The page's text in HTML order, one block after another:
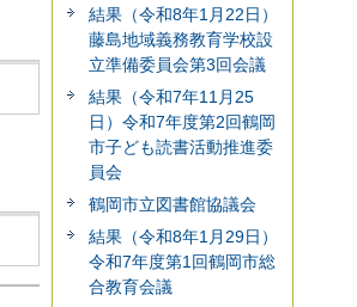
結果（令和8年1月22日）
藤島地域義務教育学校設
立準備委員会第3回会議
結果（令和7年11月25
日）令和7年度第2回鶴岡
市子ども読書活動推進委
員会
鶴岡市立図書館協議会
結果（令和8年1月29日）
令和7年度第1回鶴岡市総
合教育会議